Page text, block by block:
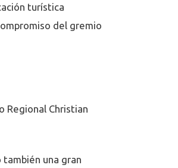
turística
del gremio
Regional Christian
una gran